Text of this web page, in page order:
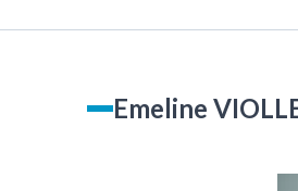
Emeline